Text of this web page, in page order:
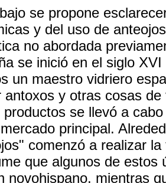
se propone
y del uso de
no abordada
se inició en el siglo
un maestro vidriero
antoxos y otras cosas
productos se llevó a
principal.
comenzó a realizar
que algunos de estos
novohispano, mientras